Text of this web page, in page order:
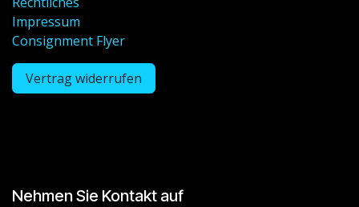
Impressum
Consignment Flyer
Vertrag widerrufen
Nehmen Sie Kontakt auf